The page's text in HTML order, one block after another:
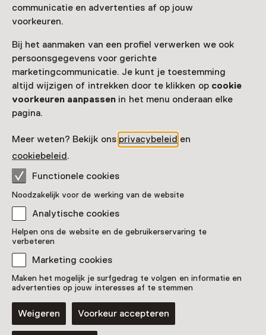
communicatie en advertenties af op jouw
voorkeuren.
Bij het aanmaken van een profiel verwerken we ook
persoonsgegevens voor gerichte
marketingcommunicatie. Je kunt je toestemming
altijd wijzigen of intrekken door te klikken op cookie
voorkeuren aanpassen in het menu onderaan elke
pagina.
Meer weten? Bekijk ons privacybeleid en
cookiebeleid.
Functionele cookies
Noodzakelijk voor de werking van de website
Analytische cookies
Helpen ons de website en de gebruikerservaring te
verbeteren
Marketing cookies
Maken het mogelijk je surfgedrag te volgen en informatie en
advertenties op jouw interesses af te stemmen
Weigeren Voorkeur accepteren
Ga samen naar het museum
Geef een Museumkaart cadeau